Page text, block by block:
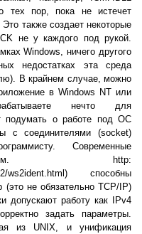
тех пор, пока не истечет
также создает некоторые
не у каждого под рукой.
Windows, ничего другого
недостатках эта среда
В крайнем случае, можно
в Windows NT или
нечто для
подумать о работе под ОС
с соединителями (socket)
Современные
(см. http:
ws2ident.html) способны
(это не обязательно TCP/IP)
допускают работу как IPv4
задать параметры.
из UNIX, и унификация